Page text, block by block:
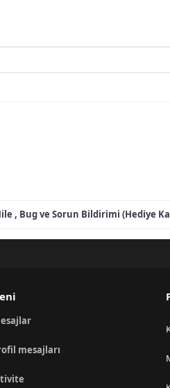
, Bug ve Sorun Bildirimi (Hediye
mesajları